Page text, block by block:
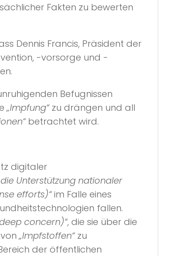
Fakten zu bewerten
Dennis Francis, Präsident der
-vorsorge und -
Befugnissen
„Impfung“zu drängen und all
betrachtet wird.
digitaler
Unterstützung nationaler
efforts)“im Falle eines
fallen.
concern)“, die sie über die
von„Impfstoffen“zu
der öffentlichen